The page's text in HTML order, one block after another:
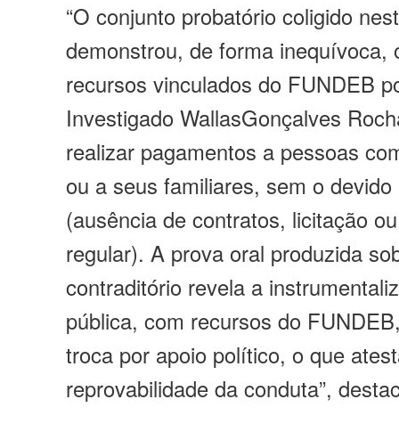
“O conjunto probatório coligido
demonstrou, de forma inequívoca,
recursos vinculados do FUNDEB
InvestigadoWallasGonçalves
realizar pagamentos a pessoas
ou a seus familiares, sem o
(ausência de contratos, licitação
regular). A prova oral produzida
contraditório revela a
pública, com recursos do
troca por apoio político, o que
reprovabilidade da conduta”,